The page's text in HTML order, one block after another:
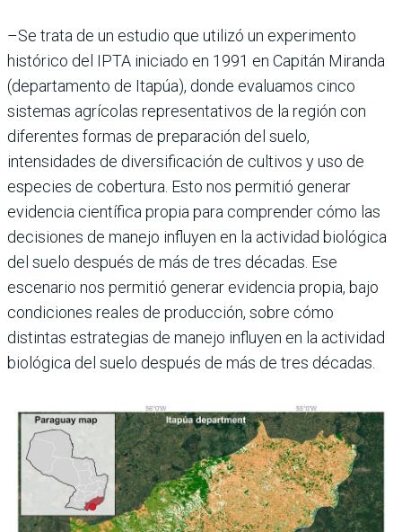
–Se trata de un estudio que utilizó un experimento
histórico del IPTA iniciado en 1991 en Capitán Miranda
(departamento de Itapúa), donde evaluamos cinco
sistemas agrícolas representativos de la región con
diferentes formas de preparación del suelo,
intensidades de diversificación de cultivos y uso de
especies de cobertura. Esto nos permitió generar
evidencia científica propia para comprender cómo las
decisiones de manejo influyen en la actividad biológica
del suelo después de más de tres décadas. Ese
escenario nos permitió generar evidencia propia, bajo
condiciones reales de producción, sobre cómo
distintas estrategias de manejo influyen en la actividad
biológica del suelo después de más de tres décadas.